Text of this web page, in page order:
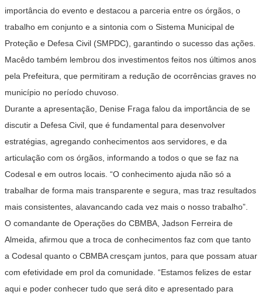
importância do evento e destacou a parceria entre os órgãos, o
trabalho em conjunto e a sintonia com o Sistema Municipal de
Proteção e Defesa Civil (SMPDC), garantindo o sucesso das ações.
Macêdo também lembrou dos investimentos feitos nos últimos anos
pela Prefeitura, que permitiram a redução de ocorrências graves no
município no período chuvoso.
Durante a apresentação, Denise Fraga falou da importância de se
discutir a Defesa Civil, que é fundamental para desenvolver
estratégias, agregando conhecimentos aos servidores, e da
articulação com os órgãos, informando a todos o que se faz na
Codesal e em outros locais. “O conhecimento ajuda não só a
trabalhar de forma mais transparente e segura, mas traz resultados
mais consistentes, alavancando cada vez mais o nosso trabalho”.
O comandante de Operações do CBMBA, Jadson Ferreira de
Almeida, afirmou que a troca de conhecimentos faz com que tanto
a Codesal quanto o CBMBA cresçam juntos, para que possam atuar
com efetividade em prol da comunidade. “Estamos felizes de estar
aqui e poder conhecer tudo que será dito e apresentado para